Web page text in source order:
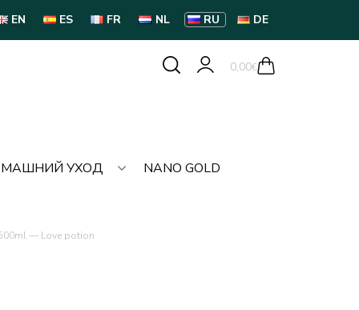
EN ES FR NL RU DE
0,00€
УХОД NANO GOLD
— Love potion